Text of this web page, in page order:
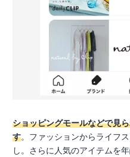
ショッピングモールなどで見
す。ファッションからライフ
し。さらに人気のアイテムを